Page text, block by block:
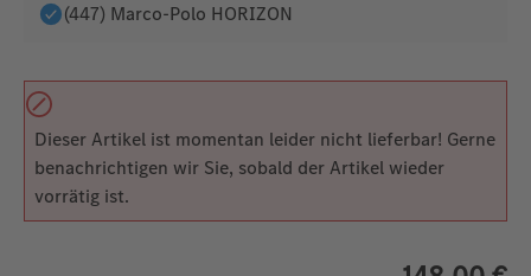
(447) Marco-Polo HORIZON
Dieser Artikel ist momentan leider nicht lieferbar! Gerne
benachrichtigen wir Sie, sobald der Artikel wieder
vorrätig ist.